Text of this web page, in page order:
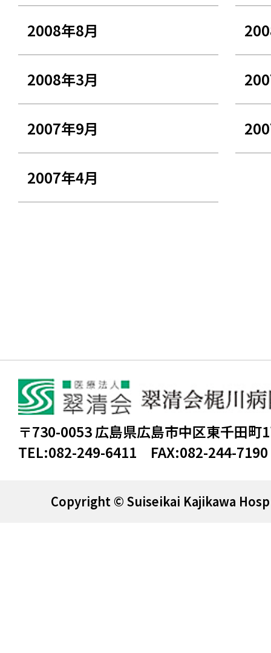
2008年8月
2008年3月
2007年9月
2007年4月
〒730-0053 広島県広島市中区東千田町
TEL:082-249-6411 FAX:082-244-7190
Copyright © Suiseikai Kajikawa